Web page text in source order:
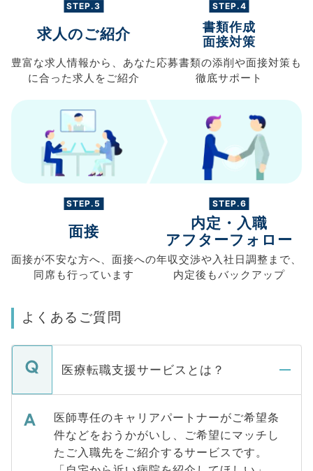
STEP.3
求人のご紹介
豊富な求人情報から、 あなた
に合った求人を ご紹介
STEP.4
書類作成
面接対策
応募書類の添削や面接対策も
徹底サポート
STEP.5
面接
面接が不安な方へ、 面接への
同席も行っています
STEP.6
内定・入職
アフターフォロー
年収交渉や入社日調整まで、
内定後もバックアップ
よくあるご質問
医療転職支援サービスとは？
医師専任のキャリアパートナーがご希望条
件などをおうかがいし、ご希望にマッチし
たご入職先をご紹介するサービスです。